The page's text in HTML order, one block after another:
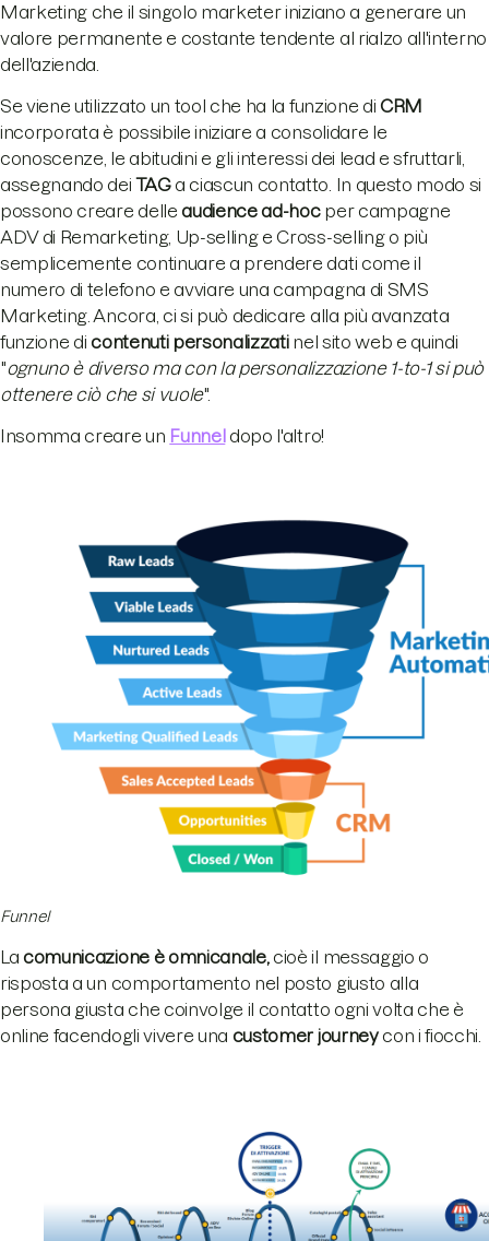
Marketing che il singolo marketer iniziano a generare un
valore permanente e costante tendente al rialzo all'interno
dell'azienda.
Se viene utilizzato un tool che ha la funzione di CRM
incorporata è possibile iniziare a consolidare le
conoscenze, le abitudini e gli interessi dei lead e sfruttarli,
assegnando deiTAGa ciascun contatto. In questo modo si
possono creare delle audience ad-hocper campagne
ADV di Remarketing, Up-selling e Cross-selling o più
semplicemente continuare a prendere dati come il
numero di telefono e avviare una campagna di SMS
Marketing. Ancora, ci si può dedicare alla più avanzata
funzione di contenuti personalizzatinel sito web e quindi
"ognuno è diverso ma con la personalizzazione 1-to-1 si può
ottenere ciò che si vuole".
Insomma creare un Funneldopo l'altro!
Funnel
La comunicazione è omnicanale,cioè il messaggio o
risposta a un comportamento nel posto giusto alla
persona giusta che coinvolge il contatto ogni volta che è
online facendogli vivere una customer journeycon i fiocchi.